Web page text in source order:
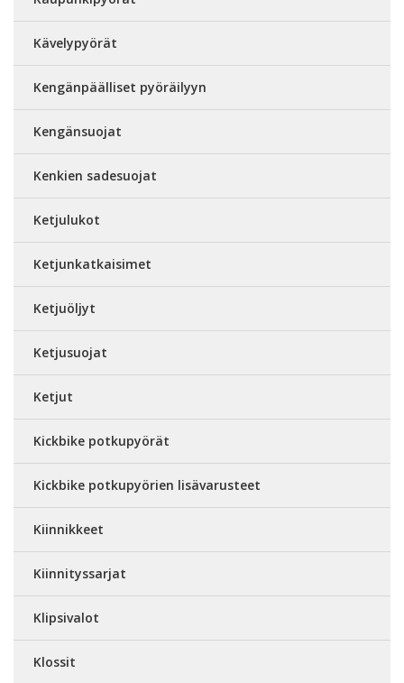
Kävelypyörät
Kengänpäälliset pyöräilyyn
Kengänsuojat
Kenkien sadesuojat
Ketjulukot
Ketjunkatkaisimet
Ketjuöljyt
Ketjusuojat
Ketjut
Kickbike potkupyörät
Kickbike potkupyörien lisävarusteet
Kiinnikkeet
Kiinnityssarjat
Klipsivalot
Klossit